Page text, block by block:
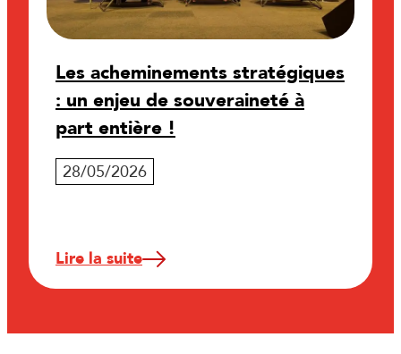
Les acheminements stratégiques
: un enjeu de souveraineté à
part entière !
28/05/2026
Lire la suite